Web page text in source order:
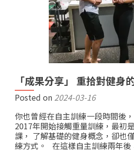
「成果分享」 重拾對健身
Posted on 2024-03-16
你也曾經在自主訓練一段時間後
2017年開始接觸重量訓練，最初
課， 了解基礎的健身概念，卻也
練方式。 在這樣自主訓練兩年後